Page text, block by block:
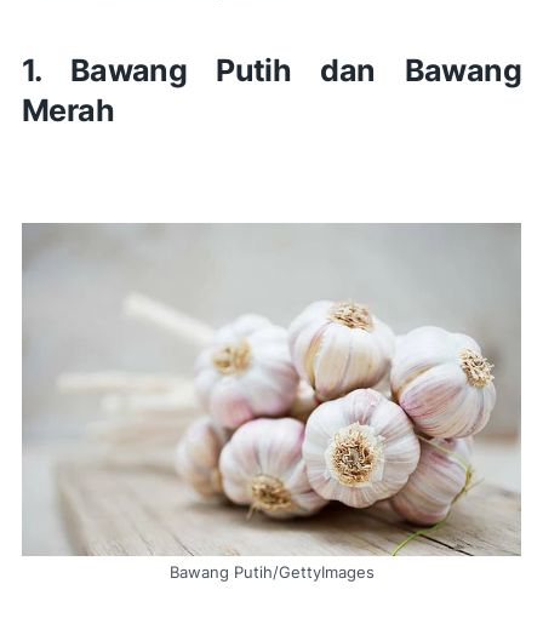
1. Bawang Putih dan Bawang
Merah
Bawang Putih/GettyImages